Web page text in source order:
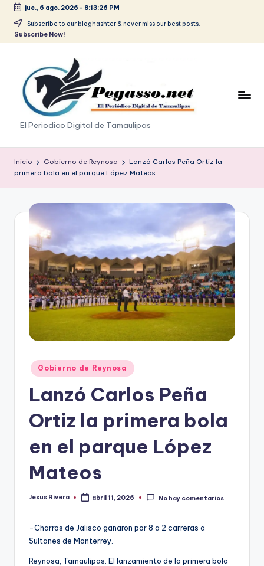
Saltar
jue., 6 ago. 2026 - 8:13:26 PM
Subscribe to our bloghashter & never miss our best posts.
Subscribe Now!
p
e
g
a
o
p
El Periodico Digital de Tamaulipas
Inicio Gobierno de Reynosa
Lanzó Carlos Peña Ortiz la
primera bola en el parque López Mateos
Publicado
en
Gobierno de Reynosa
Lanzó Carlos Peña
Ortiz la primera bola
en el parque López
Mateos
Publicado
Jesus Rivera abril 11, 2026 No hay comentarios
-Charros de Jalisco ganaron por 8 a 2 carreras a
Sultanes de Monterrey.
Reynosa, Tamaulipas. El lanzamiento de la primera bola